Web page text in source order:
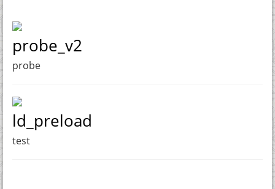
probe_v2
probe
ld_preload
test